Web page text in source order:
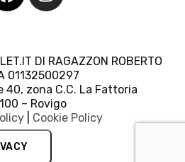
DI RAGAZZON ROBERTO
01132500297
40, zona C.C. La Fattoria
– Rovigo
Cookie Policy